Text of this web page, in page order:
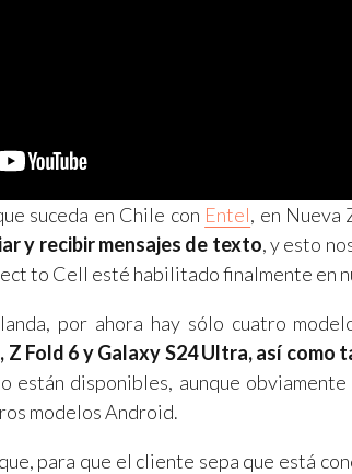
suceda en Chile con Entel, en Nueva
y recibir mensajes de texto, y esto
to Cell esté habilitado finalmente en
por ahora hay sólo cuatro
Z Fold 6 y Galaxy S24 Ultra, así como
están disponibles, aunque
modelos Android.
para que el cliente sepa que está